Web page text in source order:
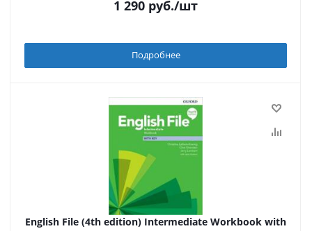
1 290 руб./шт
Подробнее
English File (4th edition) Intermediate Workbook with